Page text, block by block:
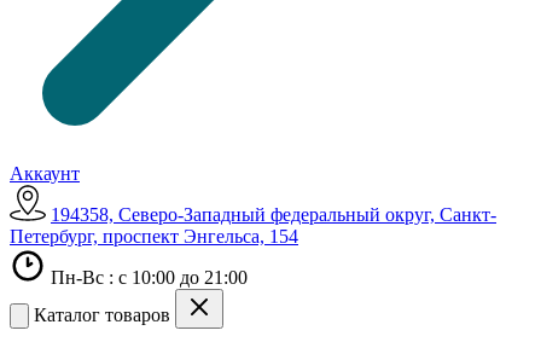
Аккаунт
194358, Северо-Западный федеральный округ, Санкт-
Петербург, проспект Энгельса, 154
Пн-Вс : с 10:00 до 21:00
Каталог товаров